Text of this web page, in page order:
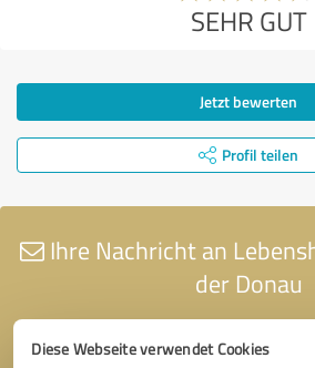
Diese Webseite verwendet Cookies
SEHR GUT
Jetzt bewerten
Profil teilen
Ihre Nachricht an
der Donau